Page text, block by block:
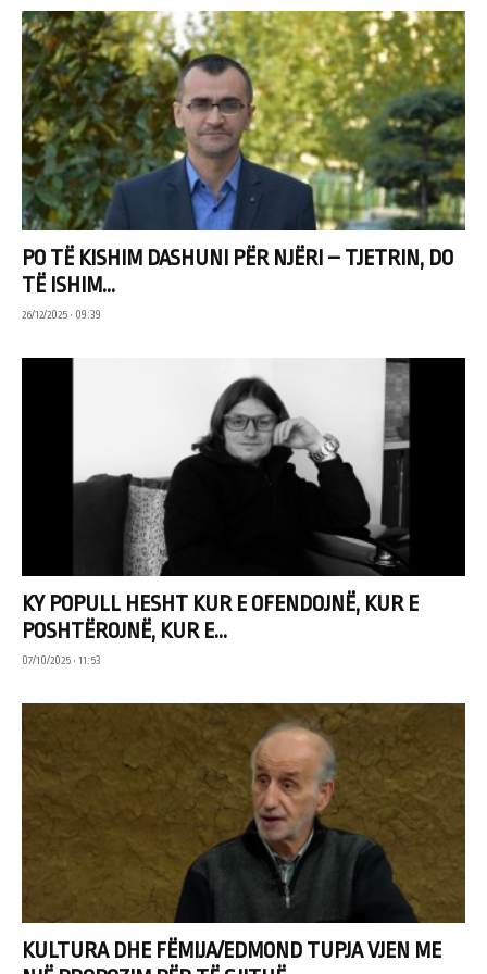
PO TË KISHIM DASHUNI PËR NJËRI – TJETRIN, DO
TË ISHIM...
26/12/2025 • 09:39
KY POPULL HESHT KUR E OFENDOJNË, KUR E
POSHTËROJNË, KUR E...
07/10/2025 • 11:53
KULTURA DHE FËMIJA/EDMOND TUPJA VJEN ME